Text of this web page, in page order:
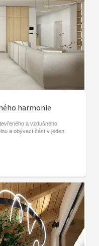
harmonie
a vzdušného
a obývací část v jeden